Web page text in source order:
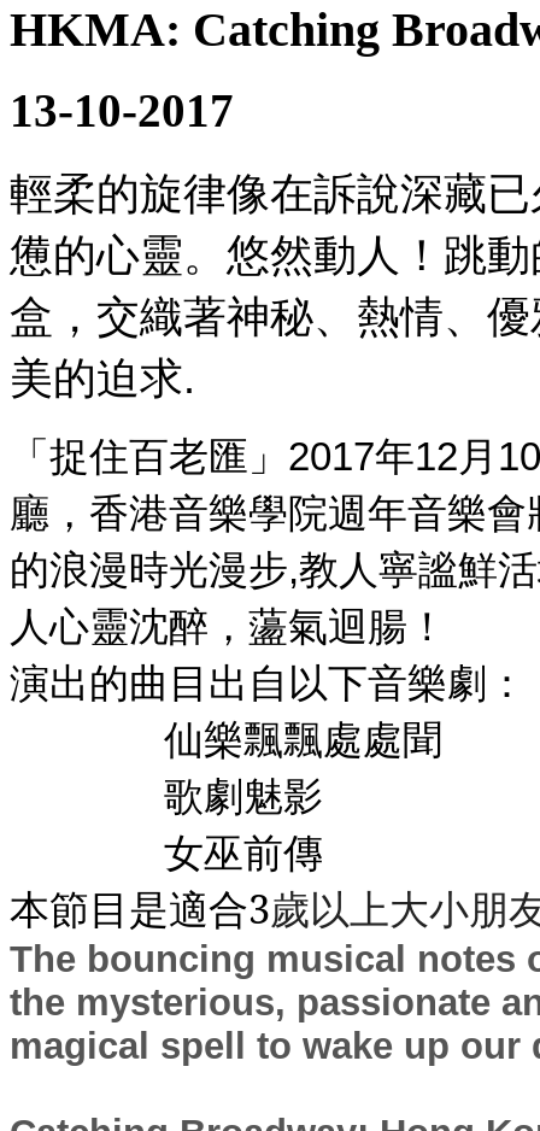
HKMA: Catching
13-10-2017
輕柔的旋律像在訴說深藏
憊的心靈。悠然動人！跳
盒，交織著神秘、熱情、
美的迫求.
「捉住百老匯」 2017年12月 10
廳，香港音樂學院週年音樂
的浪漫時光漫步,教人寧謐鮮
人心靈沈醉，蘯氣迴腸！
演出的曲目出自以下音樂劇：
仙樂飄飄處處聞
歌劇魅影
女巫前傳
本節目是適合3歲以上大小朋
The bouncing musical notes
the mysterious, passionate
magical spell to wake up